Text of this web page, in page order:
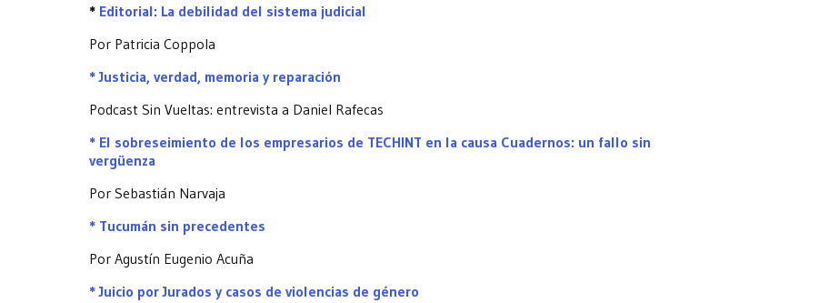
* Editorial: La debilidad del sistema judicial
Por Patricia Coppola
* Justicia, verdad, memoria y reparación
Podcast Sin Vueltas: entrevista a Daniel Rafecas
* El sobreseimiento de los empresarios de TECHINT en la causa Cuadernos: un fallo sin
vergüenza
Por Sebastián Narvaja
* Tucumán sin precedentes
Por Agustín Eugenio Acuña
* Juicio por Jurados y casos de violencias de género